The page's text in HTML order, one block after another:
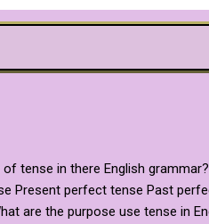
in there English
Present perfect tense Past
are the purpose use tense in